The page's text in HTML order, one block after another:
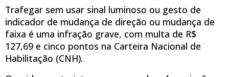
Trafegar sem usar sinal luminoso ou gesto de
indicador de mudança de direção ou mudança de
faixa é uma infração grave, com multa de R$
127,69 e cinco pontos na Carteira Nacional de
Habilitação (CNH).